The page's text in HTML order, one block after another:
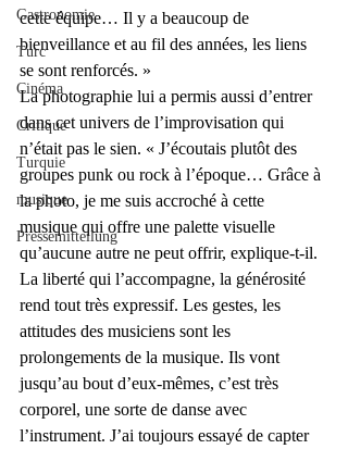
Gastronomie
Turc
Cinéma
Critique
Turquie
musique
Pressemitteilung
cette équipe… Il y a beaucoup de
bienveillance et au fil des années, les liens
se sont renforcés. »
La photographie lui a permis aussi d’entrer
dans cet univers de l’improvisation qui
n’était pas le sien. « J’écoutais plutôt des
groupes punk ou rock à l’époque… Grâce à
la photo, je me suis accroché à cette
musique qui offre une palette visuelle
qu’aucune autre ne peut offrir, explique-t-il.
La liberté qui l’accompagne, la générosité
rend tout très expressif. Les gestes, les
attitudes des musiciens sont les
prolongements de la musique. Ils vont
jusqu’au bout d’eux-mêmes, c’est très
corporel, une sorte de danse avec
l’instrument. J’ai toujours essayé de capter